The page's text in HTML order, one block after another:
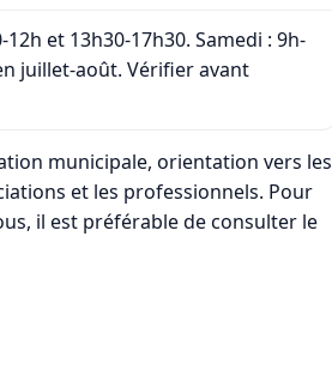
et 13h30-17h30. Samedi : 9h-
juillet-août. Vérifier avant
municipale, orientation vers les
et les professionnels. Pour
il est préférable de consulter le